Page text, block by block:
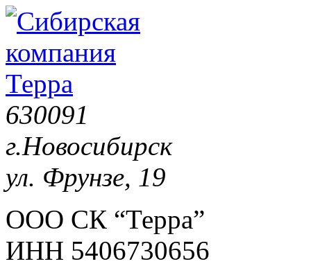
630091
г.Новосибирск
ул. Фрунзе, 19
ООО СК “Терра”
ИНН 5406730656